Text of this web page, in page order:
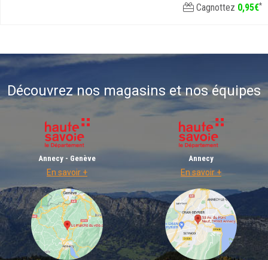
Cagnottez 0,95€*
Découvrez nos magasins et nos équipes
Annecy - Genève
En savoir +
Annecy
En savoir +